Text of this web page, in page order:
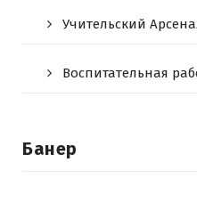
Учительский
Воспитательная
Банер